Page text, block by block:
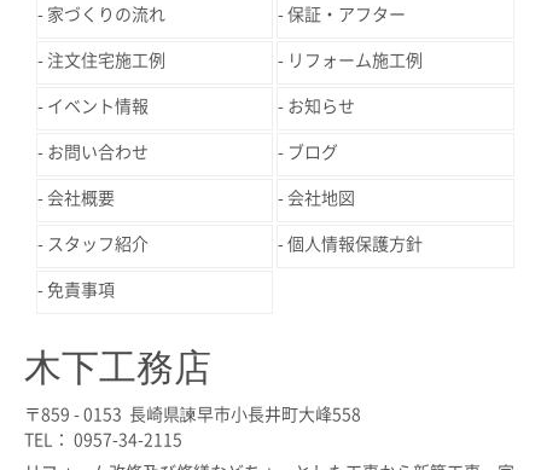
家づくりの流れ 保証・アフター
注文住宅施工例 リフォーム施工例
イベント情報 お知らせ
お問い合わせ ブログ
会社概要 会社地図
スタッフ紹介 個人情報保護方針
免責事項
木下工務店
〒859 - 0153 長崎県諫早市小長井町大峰558
TEL： 0957-34-2115